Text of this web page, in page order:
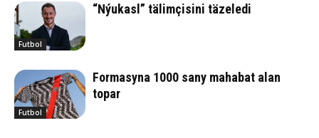
Futbol
“Nýukasl” tälimçisini täzeledi
Futbol
Formasyna 1000 sany mahabat alan
topar